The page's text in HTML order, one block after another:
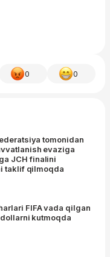
0 0
tomonidan
evaziga
JCH finalini
taklif qilmoqda
FIFA vada qilgan
kutmoqda